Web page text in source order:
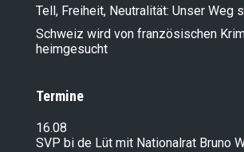
Tell, Freiheit, Neutralität: Unser Weg
Schweiz wird von französischen
heimgesucht
Termine
16.08
SVP bi de Lüt mit Nationalrat Bruno